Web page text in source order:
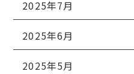
2025年7月
2025年6月
2025年5月